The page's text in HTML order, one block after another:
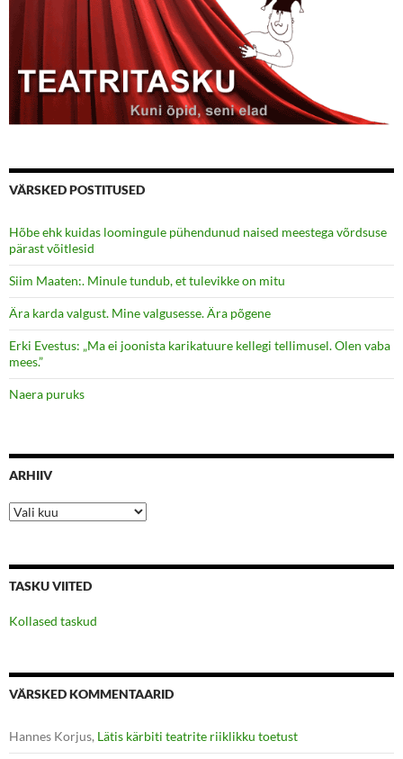
VÄRSKED POSTITUSED
Hõbe ehk kuidas loomingule pühendunud naised meestega võrdsuse
pärast võitlesid
Siim Maaten:. Minule tundub, et tulevikke on mitu
Ära karda valgust. Mine valgusesse. Ära põgene
Erki Evestus: „Ma ei joonista karikatuure kellegi tellimusel. Olen vaba
mees.”
Naera puruks
ARHIIV
Arhiiv
TASKU VIITED
Kollased taskud
VÄRSKED KOMMENTAARID
Hannes Korjus, Lätis kärbiti teatrite riiklikku toetust